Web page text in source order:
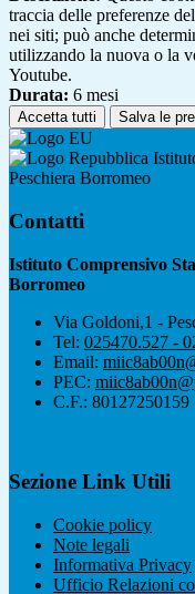
traccia delle preferenze
nei siti; può anche
utilizzando la nuova o la
Youtube.
Durata: 6 mesi
Accetta tutti Salva le
Peschiera Borromeo
Contatti
Istituto Comprensivo
Borromeo
Via Goldoni,1 -
Tel: 025470.527 -
Email:
PEC:
C.F.: 80127250159
Sezione Link Utili
Cookie policy
Note legali
Informativa Privacy
Ufficio Relazioni